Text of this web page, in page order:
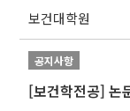
보건대학원
공지사항
[보건학전공] 논